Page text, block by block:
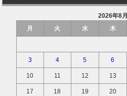
2026年8月
月
火 水 木
3 4 5 6
10 11 12 13
17 18 19 20